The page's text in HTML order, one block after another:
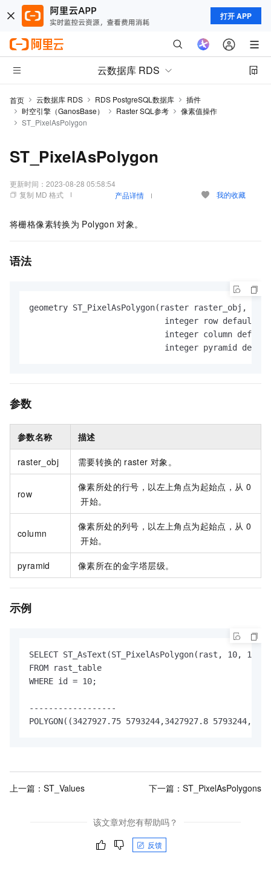
打开 APP
云数据库 RDS
首页 云数据库 RDS RDS PostgreSQL数据库
插件
时空引擎（GanosBase）
Raster SQL参考
像素值操作
ST_PixelAsPolygon
ST_PixelAsPolygon
更新时间： 2023-08-28 05:58:54
复制 MD 格式
产品详情 我的收藏
将栅格像素转换为 Polygon 对象。
语法
geometry ST_PixelAsPolygon(raster raster_obj,
integer row
integer column
integer pyramid
参数
参数名称 描述
raster_obj 需要转换的 raster 对象。
row
像素所处的行号，以左上角点为起始点，从 0
开始。
column
像素所处的列号，以左上角点为起始点，从 0
开始。
pyramid 像素所在的金字塔层级。
示例
SELECT ST_AsText(ST_PixelAsPolygon(rast, 10, 10))
FROM rast_table
WHERE id = 10;
------------------
POLYGON((3427927.75 5793244,3427927.8
上一篇： ST_Values 下一篇： ST_PixelAsPolygons
该文章对您有帮助吗？
反馈